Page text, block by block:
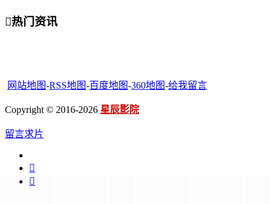
热门资讯
网站地图-RSS地图-百度地图-360地图-给我留言
Copyright © 2016-2026 星辰影院
留言求片

